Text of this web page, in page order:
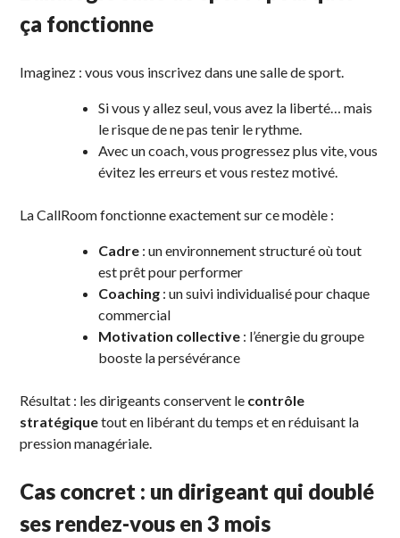
ça fonctionne
Imaginez : vous vous inscrivez dans une salle de sport.
Si vous y allez seul, vous avez la liberté… mais
le risque de ne pas tenir le rythme.
Avec un coach, vous progressez plus vite, vous
évitez les erreurs et vous restez motivé.
La CallRoom fonctionne exactement sur ce modèle :
Cadre : un environnement structuré où tout
est prêt pour performer
Coaching : un suivi individualisé pour chaque
commercial
Motivation collective : l’énergie du groupe
booste la persévérance
Résultat : les dirigeants conservent le contrôle
stratégiquetout en libérant du temps et en réduisant la
pression managériale.
Cas concret : un dirigeant qui doublé
ses rendez-vous en 3 mois